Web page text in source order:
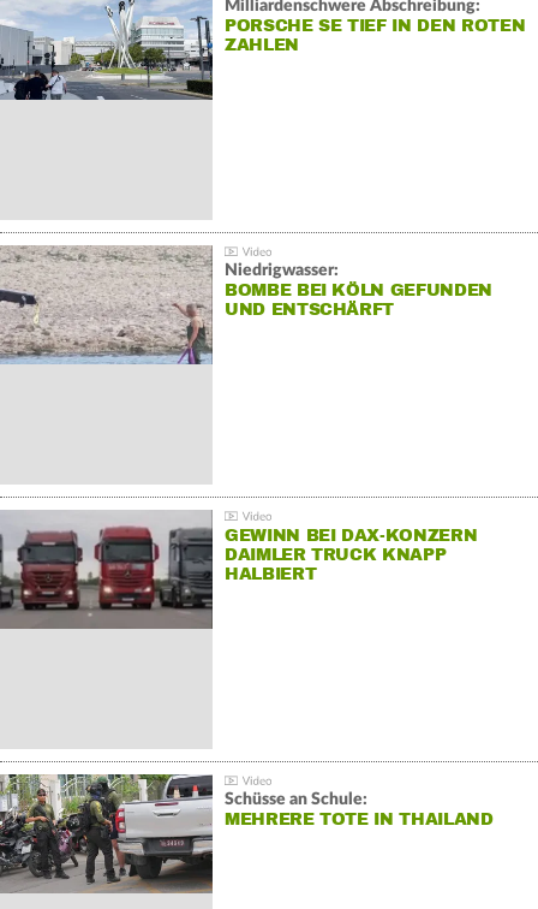
Milliardenschwere Abschreibung:
PORSCHE SE TIEF IN DEN ROTEN
ZAHLEN
Niedrigwasser:
BOMBE BEI KÖLN GEFUNDEN
UND ENTSCHÄRFT
GEWINN BEI DAX-KONZERN
DAIMLER TRUCK KNAPP
HALBIERT
Schüsse an Schule:
MEHRERE TOTE IN THAILAND